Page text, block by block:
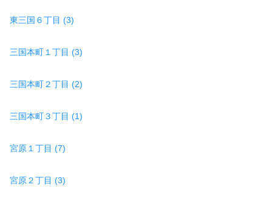
東三国６丁目 (3)
三国本町１丁目 (3)
三国本町２丁目 (2)
三国本町３丁目 (1)
宮原１丁目 (7)
宮原２丁目 (3)